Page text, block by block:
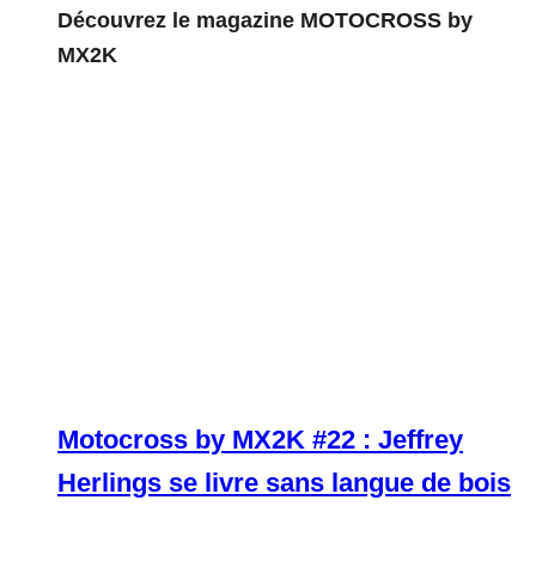
Découvrez le magazine MOTOCROSS by
MX2K
Motocross by MX2K #22 : Jeffrey
Herlings se livre sans langue de bois